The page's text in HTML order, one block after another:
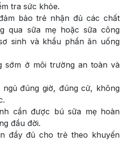
tra sức khỏe.
bảo trẻ nhận đủ các chất
qua sữa mẹ hoặc sữa công
sinh và khẩu phần ăn uống
sớm ở môi trường an toàn và
đúng giờ, đúng cử, không
cần được bú sữa mẹ hoàn
đầu đời.
đầy đủ cho trẻ theo khuyến